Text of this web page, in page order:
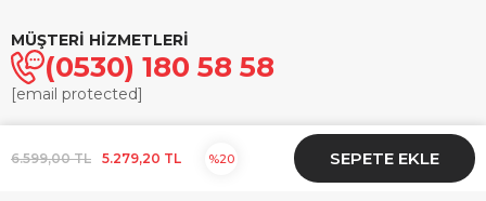
MÜŞTERİ HİZMETLERİ
(0530) 180 58 58
[email protected]
- Tüm hakları saklıdır.
6.599,00 TL 5.279,20 TL 20